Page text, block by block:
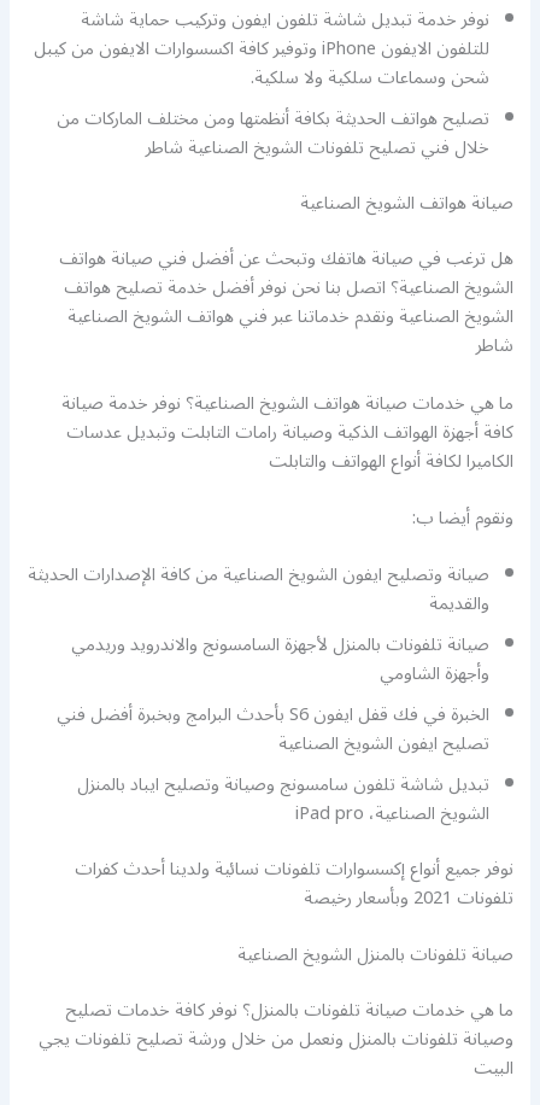
نوفر خدمة تبديل شاشة تلفون ايفون وتركيب حماية شاشة
للتلفون الايفون iPhone وتوفير كافة اكسسوارات الايفون من كيبل
شحن وسماعات سلكية ولا سلكية.
تصليح هواتف الحديثة بكافة أنظمتها ومن مختلف الماركات من
خلال فني تصليح تلفونات الشويخ الصناعية شاطر
صيانة هواتف الشويخ الصناعية
هل ترغب في صيانة هاتفك وتبحث عن أفضل فني صيانة هواتف
الشويخ الصناعية؟ اتصل بنا نحن نوفر أفضل خدمة تصليح هواتف
الشويخ الصناعية ونقدم خدماتنا عبر فني هواتف الشويخ الصناعية
شاطر
ما هي خدمات صيانة هواتف الشويخ الصناعية؟ نوفر خدمة صيانة
كافة أجهزة الهواتف الذكية وصيانة رامات التابلت وتبديل عدسات
الكاميرا لكافة أنواع الهواتف والتابلت
ونقوم أيضا ب:
صيانة وتصليح ايفون الشويخ الصناعية من كافة الإصدارات الحديثة
والقديمة
صيانة تلفونات بالمنزل لأجهزة السامسونج والاندرويد وريدمي
وأجهزة الشاومي
الخبرة في فك قفل ايفون S6 بأحدث البرامج وبخبرة أفضل فني
تصليح ايفون الشويخ الصناعية
تبديل شاشة تلفون سامسونج وصيانة وتصليح ايباد بالمنزل
الشويخ الصناعية، iPad pro
نوفر جميع أنواع إكسسوارات تلفونات نسائية ولدينا أحدث كفرات
تلفونات 2021 وبأسعار رخيصة
صيانة تلفونات بالمنزل الشويخ الصناعية
ما هي خدمات صيانة تلفونات بالمنزل؟ نوفر كافة خدمات تصليح
وصيانة تلفونات بالمنزل ونعمل من خلال ورشة تصليح تلفونات يجي
البيت